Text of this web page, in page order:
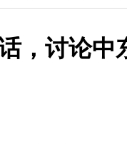
，讨论中